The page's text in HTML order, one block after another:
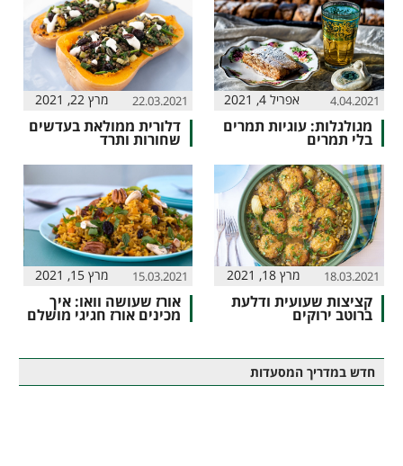
4.04.2021 אפריל 4, 2021
מגולגלות: עוגיות תמרים
בלי תמרים
22.03.2021 מרץ 22, 2021
דלורית ממולאת בעדשים
שחורות ותרד
18.03.2021 מרץ 18, 2021
קציצות שעועית ודלעת
ברוטב ירוקים
15.03.2021 מרץ 15, 2021
אורז שעושה וואו: איך
מכינים אורז חגיגי מושלם
חדש במדריך המסעדות